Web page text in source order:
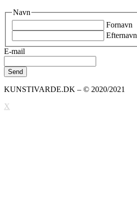
Navn
Fornavn
Efternavn
E-mail
KUNSTIVARDE.DK – © 2020/2021
X